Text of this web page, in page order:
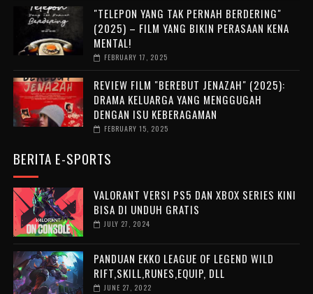
"TELEPON YANG TAK PERNAH BERDERING"
(2025) – FILM YANG BIKIN PERASAAN KENA
MENTAL!
FEBRUARY 17, 2025
REVIEW FILM "BEREBUT JENAZAH" (2025):
DRAMA KELUARGA YANG MENGGUGAH
DENGAN ISU KEBERAGAMAN
FEBRUARY 15, 2025
BERITA E-SPORTS
VALORANT VERSI PS5 DAN XBOX SERIES KINI
BISA DI UNDUH GRATIS
JULY 27, 2024
PANDUAN EKKO LEAGUE OF LEGEND WILD
RIFT,SKILL,RUNES,EQUIP, DLL
JUNE 27, 2022